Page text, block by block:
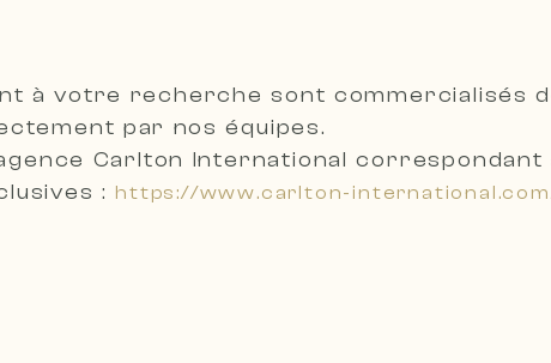
à votre recherche sont commercialisés
par nos équipes.
Carlton International correspondant
: https://www.carlton-